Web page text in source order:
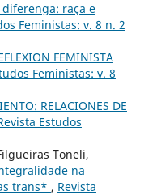
raça e
Feministas: v. 8 n. 2
FEMINISTA
Feministas: v. 8
RELACIONES DE
Estudos
Toneli,
na
trans* , Revista